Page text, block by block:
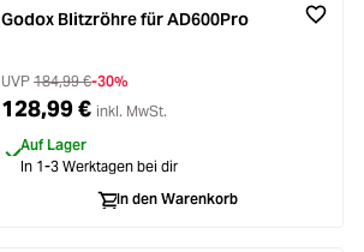
Godox Blitzröhre für AD600Pro
UVP 184,99 €-30%
128,99 € inkl. MwSt.
Auf Lager
In 1-3 Werktagen bei dir
In den Warenkorb